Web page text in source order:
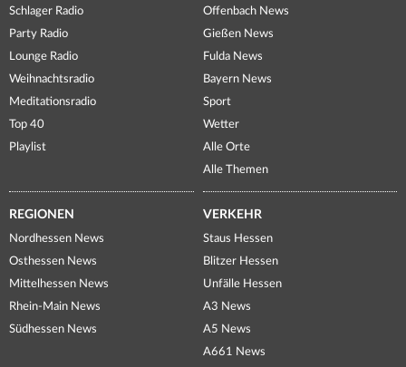
Schlager Radio
Party Radio
Lounge Radio
Weihnachtsradio
Meditationsradio
Top 40
Playlist
Offenbach News
Gießen News
Fulda News
Bayern News
Sport
Wetter
Alle Orte
Alle Themen
REGIONEN
Nordhessen News
Osthessen News
Mittelhessen News
Rhein-Main News
Südhessen News
VERKEHR
Staus Hessen
Blitzer Hessen
Unfälle Hessen
A3 News
A5 News
A661 News